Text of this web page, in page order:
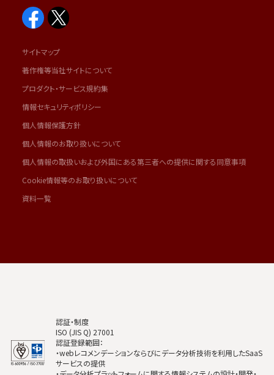
サイトマップ
著作権等当社サイトについて
プロダクト・サービス規約集
情報セキュリティポリシー
個人情報保護方針
個人情報のお取り扱いについて
個人情報の取扱いおよび外国にある第三者への提供に関する同意事項
Cookie情報等のお取り扱いについて
資料一覧
認証・制度
ISO (JIS Q) 27001
認証登録範囲：
・webレコメンデーションならびにデータ分析技術を利用したSaaS
サービスの提供